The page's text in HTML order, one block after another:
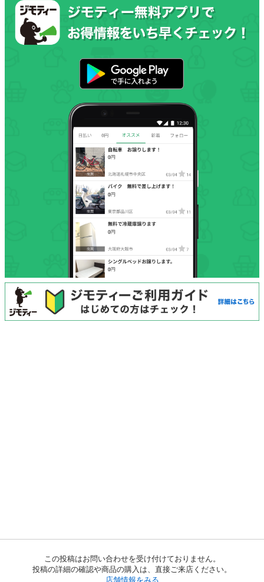
この投稿はお問い合わせを受け付けておりません。
投稿の詳細の確認や商品の購入は、直接ご来店ください。
店舗情報をみる